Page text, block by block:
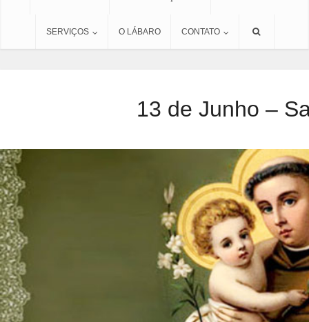
SERVIÇOS O LÁBARO CONTATO
13 de Junho –